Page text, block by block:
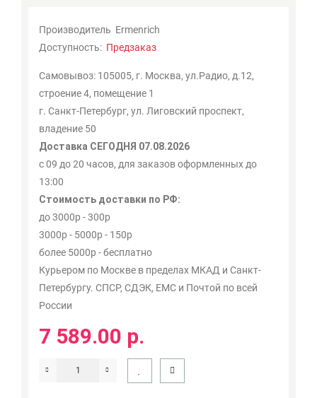
Производитель Ermenrich
Доступность: Предзаказ
Самовывоз: 105005, г. Москва, ул.Радио, д.12,
строение 4, помещение 1
г. Санкт-Петербург, ул. Лиговский проспект,
владение 50
Доставка СЕГОДНЯ 07.08.2026
с 09 до 20 часов, для заказов оформленных до
13:00
Стоимость доставки по РФ:
до 3000р - 300р
3000р - 5000р - 150р
более 5000р - бесплатно
Курьером по Москве в пределах МКАД и Санкт-
Петербургу. СПСР, СДЭК, ЕМС и Почтой по всей
России
7 589.00 р.